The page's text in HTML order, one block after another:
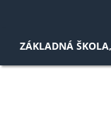
ZÁKLADNÁ